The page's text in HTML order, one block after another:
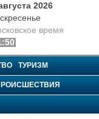
2026
время
ТУРИЗМ